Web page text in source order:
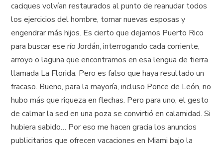
caciques volvían restaurados al punto de reanudar todos
los ejercicios del hombre, tomar nuevas esposas y
engendrar más hijos. Es cierto que dejamos Puerto Rico
para buscar ese río Jordán, interrogando cada corriente,
arroyo o laguna que encontramos en esa lengua de tierra
llamada La Florida. Pero es falso que haya resultado un
fracaso. Bueno, para la mayoría, incluso Ponce de León, no
hubo más que riqueza en flechas. Pero para uno, el gesto
de calmar la sed en una poza se convirtió en calamidad. Si
hubiera sabido… Por eso me hacen gracia los anuncios
publicitarios que ofrecen vacaciones en Miami bajo la